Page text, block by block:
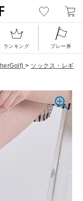
ランキング プレー券
> ソックス・レギ